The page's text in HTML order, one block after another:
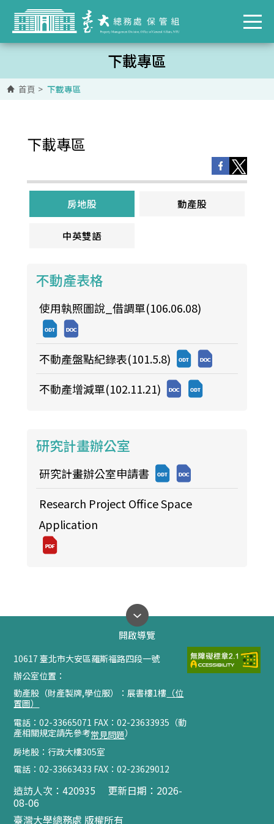
下載專區
首頁 > 下載專區
下載專區
房地股 動產股
中英雙語
不動產表格
使用執照圖說_借調單(106.06.08)
不動產盤點紀錄表(101.5.8)
不動產增減單(102.11.21)
研究計畫辦公室
研究計畫辦公室申請書
Research Project Office Space
Application
開啟導覽
10617 臺北市大安區羅斯福路四段一號
辦公室位置：
動產股（財產製牌,學位服）：展書樓1樓 （位
置圖）
電話：02-33665071 FAX：02-23633935（動
產相關規定請先參考常見問題）
房地股：行政大樓305室
電話：02-33663433 FAX：02-23629012
造訪人次：420935
更新日期：2026-
08-06
臺灣大學總務處 版權所有